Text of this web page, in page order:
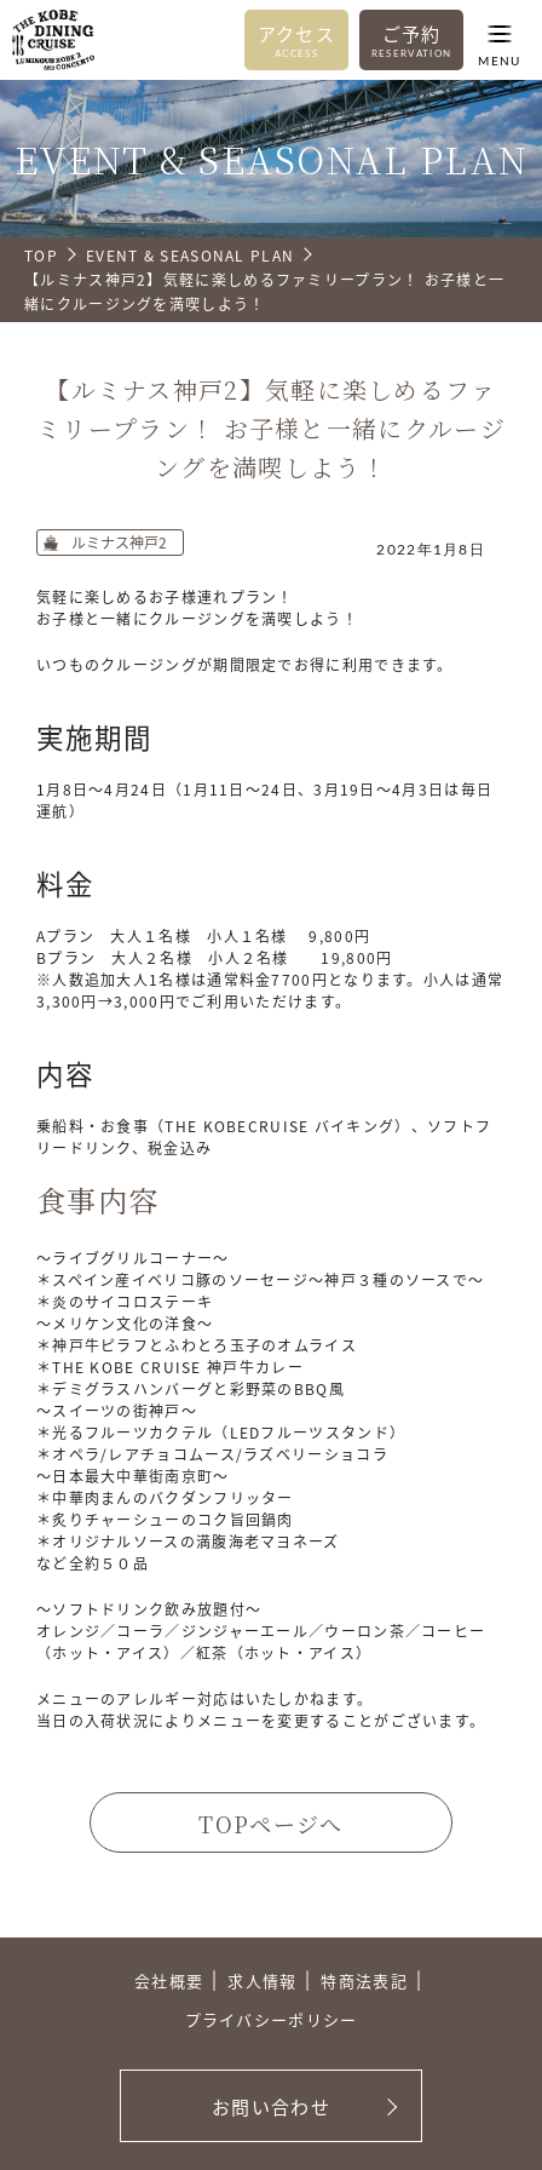
ご予約
RESERVATION
アクセス
ACCESS MENU
EVENT & SEASONAL PLAN
TOP
EVENT & SEASONAL PLAN
【ルミナス神戸2】気軽に楽しめるファミリープラン！ お子様と一
緒にクルージングを満喫しよう！
【ルミナス神戸2】気軽に楽しめるファ
ミリープラン！ お子様と一緒にクルージ
ングを満喫しよう！
ルミナス神戸2 2022年1月8日
気軽に楽しめるお子様連れプラン！
お子様と一緒にクルージングを満喫しよう！
いつものクルージングが期間限定でお得に利用できます。
実施期間
1月8日～4月24日（1月11日～24日、3月19日～4月3日は毎日
運航）
料金
Aプラン 大人１名様 小人１名様 9,800円
Bプラン 大人２名様 小人２名様 19,800円
※人数追加大人1名様は通常料金7700円となります。小人は通常
3,300円→3,000円でご利用いただけます。
内容
乗船料・お食事（THE KOBECRUISE バイキング）、ソフトフ
リードリンク、税金込み
食事内容
〜ライブグリルコーナー〜
＊スペイン産イベリコ豚のソーセージ～神戸３種のソースで～
＊炎のサイコロステーキ
〜メリケン文化の洋食〜
＊神戸牛ピラフとふわとろ玉子のオムライス
＊THE KOBE CRUISE 神戸牛カレー
＊デミグラスハンバーグと彩野菜のBBQ風
〜スイーツの街神戸〜
＊光るフルーツカクテル（LEDフルーツスタンド）
＊オペラ/レアチョコムース/ラズベリーショコラ
〜日本最大中華街南京町〜
＊中華肉まんのバクダンフリッター
＊炙りチャーシューのコク旨回鍋肉
＊オリジナルソースの満腹海老マヨネーズ
など全約５０品
〜ソフトドリンク飲み放題付〜
オレンジ／コーラ／ジンジャーエール／ウーロン茶／コーヒー
（ホット・アイス）／紅茶（ホット・アイス）
メニューのアレルギー対応はいたしかねます。
当日の入荷状況によりメニューを変更することがございます。
TOPページへ
会社概要 求人情報
特商法表記
プライバシーポリシー
お問い合わせ